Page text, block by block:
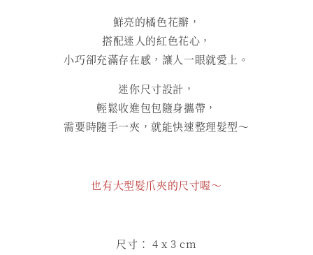
鮮亮的橘色花瓣，
搭配迷人的紅色花心，
小巧卻充滿存在感，讓人一眼就愛上。
迷你尺寸設計，
輕鬆收進包包隨身攜帶，
需要時隨手一夾，就能快速整理髮型～
也有大型髮爪夾的尺寸喔～
尺寸： 4 x 3 cm